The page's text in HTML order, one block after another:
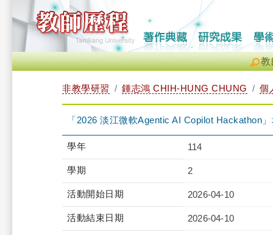
教
非教學研習 鍾志鴻 CHIH-HUNG CHUNG 個
「2026 淡江微軟Agentic AI Copilot Hackathon
學年 114
學期 2
活動開始日期 2026-04-10
活動結束日期 2026-04-10